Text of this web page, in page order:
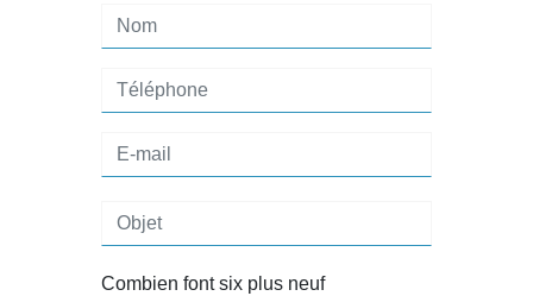
Combien font six plus neuf